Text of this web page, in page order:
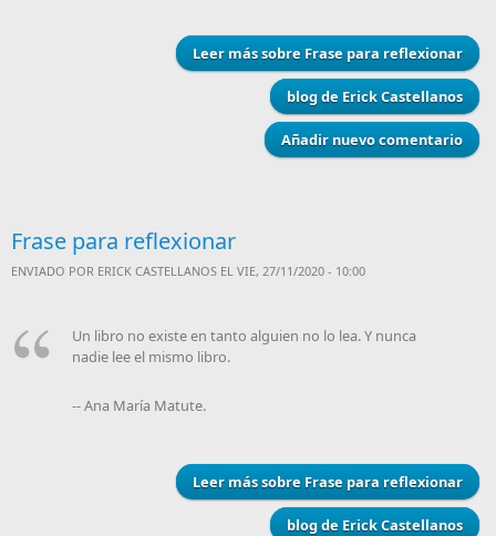
Leer mássobre Frase para reflexionar
blog de Erick Castellanos
Añadir nuevo comentario
Frase para reflexionar
ENVIADO POR ERICK CASTELLANOS EL VIE, 27/11/2020 - 10:00
Un libro no existe en tanto alguien no lo lea. Y nunca
nadie lee el mismo libro.
-- Ana María Matute.
Leer mássobre Frase para reflexionar
blog de Erick Castellanos